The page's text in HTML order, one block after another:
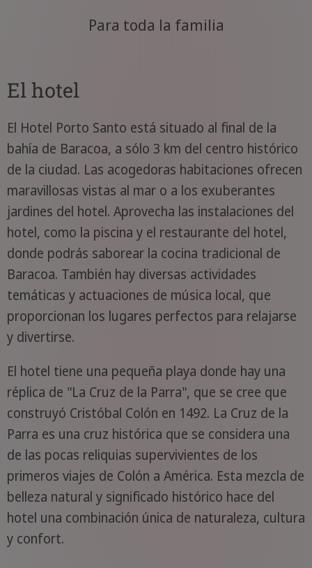
Para toda la familia
El hotel
El Hotel Porto Santo está situado al final de la
bahía de Baracoa, a sólo 3 km del centro histórico
de la ciudad. Las acogedoras habitaciones ofrecen
maravillosas vistas al mar o a los exuberantes
jardines del hotel. Aprovecha las instalaciones del
hotel, como la piscina y el restaurante del hotel,
donde podrás saborear la cocina tradicional de
Baracoa. También hay diversas actividades
temáticas y actuaciones de música local, que
proporcionan los lugares perfectos para relajarse
y divertirse.
El hotel tiene una pequeña playa donde hay una
réplica de "La Cruz de la Parra", que se cree que
construyó Cristóbal Colón en 1492. La Cruz de la
Parra es una cruz histórica que se considera una
de las pocas reliquias supervivientes de los
primeros viajes de Colón a América. Esta mezcla de
belleza natural y significado histórico hace del
hotel una combinación única de naturaleza, cultura
y confort.